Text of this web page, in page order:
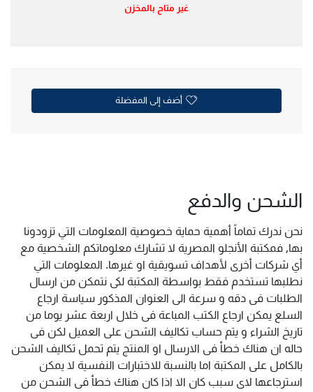
غير متاح بالمخزن
أضف إلى المفضلة
الشحن والدفع
نحن ندرك تماماً أهمية حماية خصوصية المعلومات التي تزودونا
بها, فمكتبة الأنجلو المصرية لا تشارك معلوماتكم الشخصية مع
أي شركات أخرى لأهداف تسويقية او غيرها. المعلومات التي
نطلبها تستخدم فقط بواسطة المكتبة لكى نتمكن من ارسال
الطلبات فى دقه و سرعة الى العنوان المذكور سياسة ارجاع
السلع يمكن ارجاع الكتب المباعة فى خلال اربعة عشر يوما من
تاريخ الشراء و يتم حساب تكاليف الشحن على العميل لكن فى
حاله ان هناك خطأ فى الارسال او المنتج يتم تحمل تكاليف الشحن
بالكامل على المكتبة اما بالنسبة للاختبارات النفسية لا يمكن
استرجاعها لاى سبب كان الا اذا كان هناك خطأ فى الشحن من